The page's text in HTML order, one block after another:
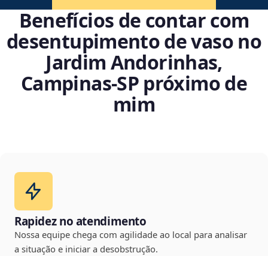
Benefícios de contar com
desentupimento de vaso no
Jardim Andorinhas,
Campinas‑SP próximo de
mim
Rapidez no atendimento
Nossa equipe chega com agilidade ao local para analisar
a situação e iniciar a desobstrução.